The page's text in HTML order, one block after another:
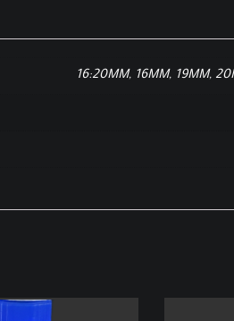
16:20MM, 16MM, 19MM,